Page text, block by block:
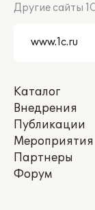
Другие сайты
Каталог
Внедрения
Публикации
Мероприятия
Партнеры
Форум